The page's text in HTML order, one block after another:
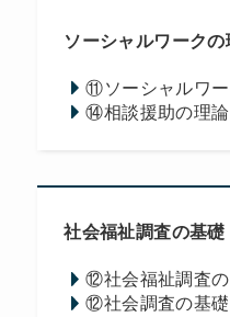
ソーシャルワーク
⑪ソーシャルワー
⑭相談援助の理論
社会福祉調査の基礎
⑫社会福祉調査の
⑫社会調査の基礎